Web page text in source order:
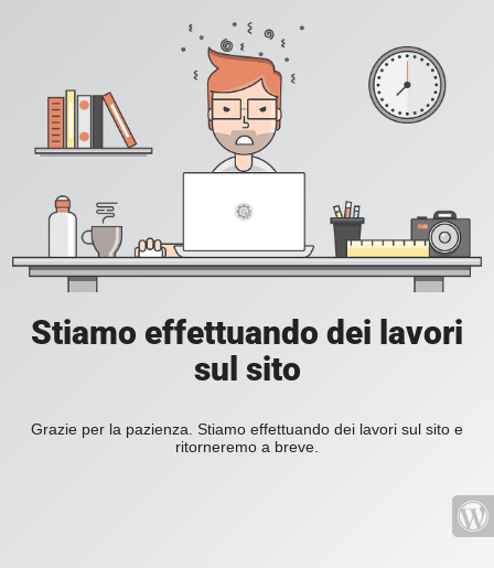
Stiamo effettuando dei lavori
sul sito
Grazie per la pazienza. Stiamo effettuando dei lavori sul sito e
ritorneremo a breve.